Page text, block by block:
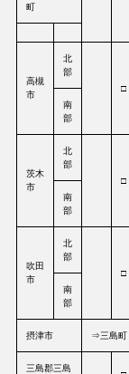
町
高槻
市
北
部
□
南
部
茨木
市
北
部
□
南
部
吹田
市
北
部
□
南
部
摂津市 ⇒三島町
三島郡三島